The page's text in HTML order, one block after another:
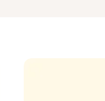
sur 5 étoiles